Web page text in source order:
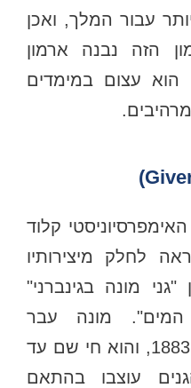
עבור המלך, ואכן
הזה נבנה ארמון
הוא עצום במימדים
קלוד
לחלק מיצירותיו
מונה בגינברני"
המים". מונה עבר
להתגורר בגוברני בשנת 1883, והוא חי שם עד
1926. הגנים עוצבו בהתאם